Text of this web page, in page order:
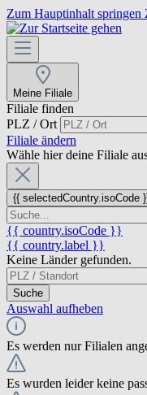
Zum Hauptinhalt springen
Meine Filiale
Filiale finden
PLZ / Ort
Filiale ändern
Wähle hier deine Filiale
{{ selectedCountry.isoCode
{{ country.isoCode }}
{{ country.label }}
Keine Länder gefunden.
Suche
Auswahl aufheben
Es werden nur Filialen
Es wurden leider keine